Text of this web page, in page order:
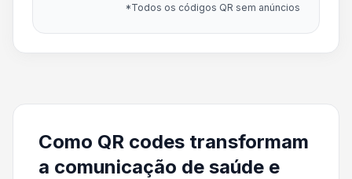
*Todos os códigos QR sem anúncios
Como QR codes transformam
a comunicação de saúde e